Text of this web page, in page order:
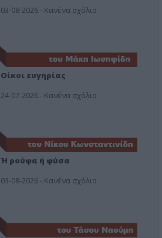
03-08-2026 - Κανένα σχόλιο
Οίκοι ευγηρίας
24-07-2026 - Κανένα σχόλιο
Ή ρούφα ή φύσα
03-08-2026 - Κανένα σχόλιο